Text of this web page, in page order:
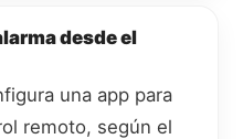
desde el
una app para
remoto, según el